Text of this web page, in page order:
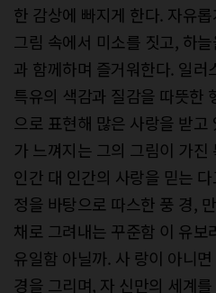
한 감상에 빠지게 한다. 자유
그림 속에서 미소를 짓고, 하
과 함께하며 즐거워한다. 일
특유의 색감과 질감을 따뜻한
으로 표현해 많은 사랑을 받고
가 느껴지는 그의 그림이 가
인간 대 인간의 사랑을 믿는
정을 바탕으로 따스한 풍 경,
채로 그려내는 꾸준함 이 유보
유일함 아닐까. 사 랑이 아니
경을 그리며, 자 신만의 세계